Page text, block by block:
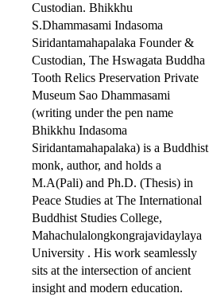
Custodian. Bhikkhu
S.Dhammasami Indasoma
Siridantamahapalaka Founder &
Custodian, The Hswagata Buddha
Tooth Relics Preservation Private
Museum Sao Dhammasami
(writing under the pen name
Bhikkhu Indasoma
Siridantamahapalaka) is a Buddhist
monk, author, and holds a
M.A(Pali) and Ph.D. (Thesis) in
Peace Studies at The International
Buddhist Studies College,
Mahachulalongkongrajavidaylaya
University . His work seamlessly
sits at the intersection of ancient
insight and modern education.